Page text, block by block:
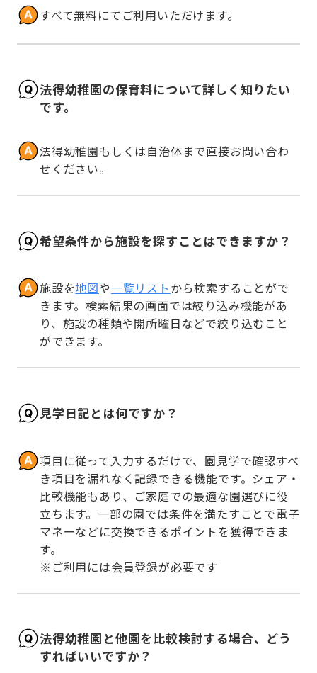
すべて無料にてご利用いただけます。
法得幼稚園の保育料について詳しく知りたい
です。
法得幼稚園もしくは自治体まで直接お問い合わ
せください。
希望条件から施設を探すことはできますか？
施設を地図や一覧リストから検索することがで
きます。検索結果の画面では絞り込み機能があ
り、施設の種類や開所曜日などで絞り込むこと
ができます。
見学日記とは何ですか？
項目に従って入力するだけで、園見学で確認すべ
き項目を漏れなく記録できる機能です。シェア・
比較機能もあり、ご家庭での最適な園選びに役
立ちます。一部の園では条件を満たすことで電子
マネーなどに交換できるポイントを獲得できま
す。
※ご利用には会員登録が必要です
法得幼稚園と他園を比較検討する場合、どう
すればいいですか？